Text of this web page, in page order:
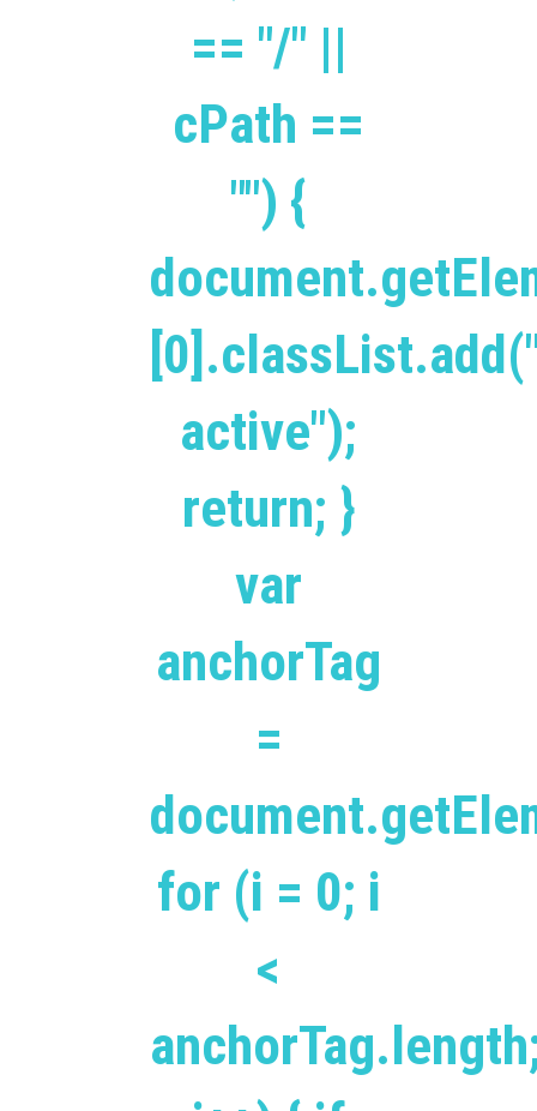
== "/" ||
cPath ==
"") {
active");
return; }
var
anchorTag
=
for (i = 0; i
<